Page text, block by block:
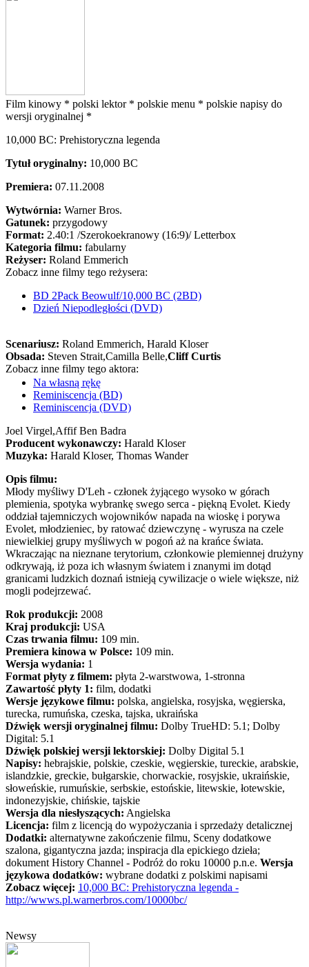
Film kinowy * polski lektor * polskie menu * polskie napisy do
wersji oryginalnej *
10,000 BC: Prehistoryczna legenda
Tytuł oryginalny: 10,000 BC
Premiera: 07.11.2008
Wytwórnia: Warner Bros.
Gatunek: przygodowy
Format: 2.40:1 /Szerokoekranowy (16:9)/Letterbox
Kategoria filmu: fabularny
Reżyser: Roland Emmerich
Zobacz inne filmy tego reżysera:
BD 2Pack Beowulf/10,000 BC (2BD)
Dzień Niepodległości (DVD)
Scenariusz: Roland Emmerich, Harald Kloser
Obsada: Steven Strait,Camilla Belle,Cliff Curtis
Zobacz inne filmy tego aktora:
Na własną rękę
Reminiscencja (BD)
Reminiscencja (DVD)
Joel Virgel,Affif Ben Badra
Producent wykonawczy: Harald Kloser
Muzyka: Harald Kloser, Thomas Wander
Opis filmu:
Młody myśliwy D'Leh - członek żyjącego wysoko w górach
plemienia, spotyka wybrankę swego serca - piękną Evolet. Kiedy
oddział tajemniczych wojowników napada na wioskę i porywa
Evolet, młodzieniec, by ratować dziewczynę - wyrusza na czele
niewielkiej grupy myśliwych w pogoń aż na krańce świata.
Wkraczając na nieznane terytorium, członkowie plemiennej drużyny
odkrywają, iż poza ich własnym światem i znanymi im dotąd
granicami ludzkich doznań istnieją cywilizacje o wiele większe, niż
mogli podejrzewać.
Rok produkcji: 2008
Kraj produkcji: USA
Czas trwania filmu: 109 min.
Premiera kinowa w Polsce: 109 min.
Wersja wydania: 1
Format płyty z filmem: płyta 2-warstwowa, 1-stronna
Zawartość płyty 1: film, dodatki
Wersje językowe filmu: polska, angielska, rosyjska, węgierska,
turecka, rumuńska, czeska, tajska, ukraińska
Dźwięk wersji oryginalnej filmu: Dolby TrueHD: 5.1; Dolby
Digital: 5.1
Dźwięk polskiej wersji lektorskiej: Dolby Digital 5.1
Napisy: hebrajskie, polskie, czeskie, węgierskie, tureckie, arabskie,
islandzkie, greckie, bułgarskie, chorwackie, rosyjskie, ukraińskie,
słoweńskie, rumuńskie, serbskie, estońskie, litewskie, łotewskie,
indonezyjskie, chińskie, tajskie
Wersja dla niesłyszących: Angielska
Licencja: film z licencją do wypożyczania i sprzedaży detalicznej
Dodatki: alternatywne zakończenie filmu, Sceny dodatkowe
szalona, gigantyczna jazda; inspiracja dla epickiego dzieła;
dokument History Channel - Podróż do roku 10000 p.n.e. Wersja
językowa dodatków: wybrane dodatki z polskimi napisami
Zobacz więcej: 10,000 BC: Prehistoryczna legenda -
http://wwws.pl.warnerbros.com/10000bc/
Newsy